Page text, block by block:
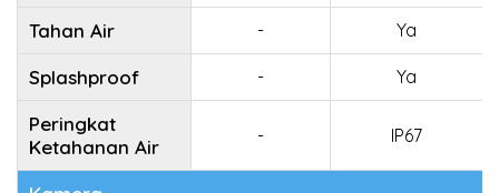
Tahan Air - Ya
Splashproof - Ya
Peringkat
Ketahanan Air
- IP67